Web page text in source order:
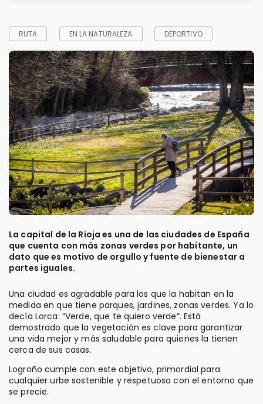
RUTA EN LA NATURALEZA DEPORTIVO
La capital de la Rioja es una de las ciudades de España
que cuenta con más zonas verdes por habitante, un
dato que es motivo de orgullo y fuente de bienestar a
partes iguales.
Una ciudad es agradable para los que la habitan en la
medida en que tiene parques, jardines, zonas verdes. Ya lo
decía Lorca: “Verde, que te quiero verde”. Está
demostrado que la vegetación es clave para garantizar
una vida mejor y más saludable para quienes la tienen
cerca de sus casas.
Logroño cumple con este objetivo, primordial para
cualquier urbe sostenible y respetuosa con el entorno que
se precie.